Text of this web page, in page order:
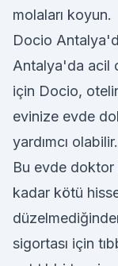
molaları koyun.
Docio
Antalya'da acil
için Docio,
evinize evde
yardımcı olabilir.
Bu evde
kadar kötü
sigortası için